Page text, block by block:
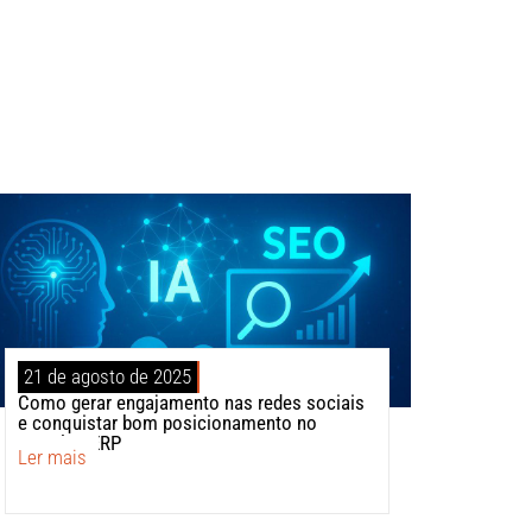
21 de agosto de 2025
Como gerar engajamento nas redes sociais
e conquistar bom posicionamento no
Google SERP
Ler mais